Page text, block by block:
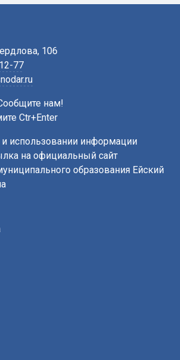
106
77
нам!
Ctr+Enter
использовании информации
на официальный сайт
образования Ейский